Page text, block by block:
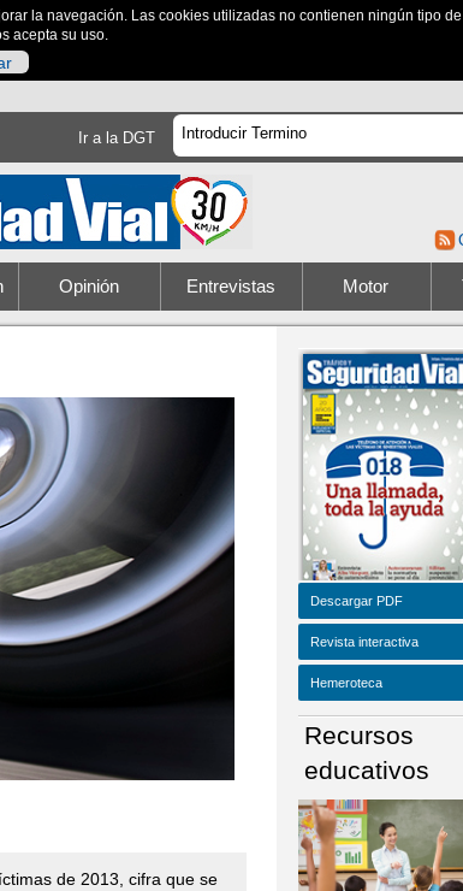
la navegación. Las cookies utilizadas no contienen ningún tipo
acepta su uso.
Ir a la DGT
Opinión Entrevistas Motor
de 2013, cifra que se
Descargar PDF
Revista interactiva
Hemeroteca
Recursos
educativos